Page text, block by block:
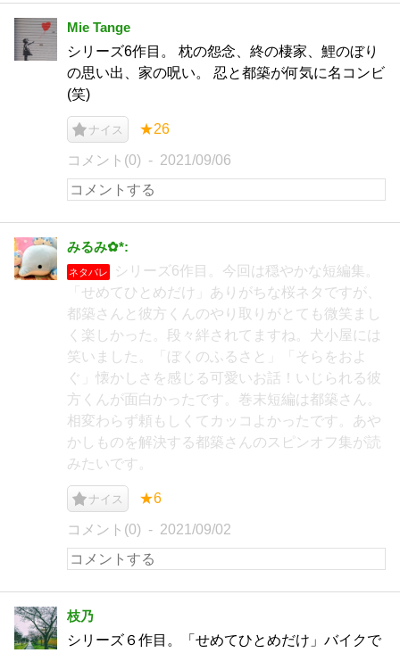
Mie Tange
シリーズ6作目。 枕の怨念、終の棲家、鯉のぼり
の思い出、家の呪い。 忍と都築が何気に名コンビ
(笑)
ナイス ★26
コメント(0) 2021/09/06
みるみ✿*:
ネタバレ
シリーズ6作目。今回は穏やかな短編集。
「せめてひとめだけ」ありがちな桜ネタですが、
都築さんと彼方くんのやり取りがとても微笑まし
く楽しかった。段々絆されてますね。犬小屋には
笑いました。「ぼくのふるさと」「そらをおよ
ぐ」懐かしさを感じる可愛いお話！いじられる彼
方くんが面白かったです。巻末短編は都築さん。
相変わらず頼もしくてカッコよかったです。あや
かしものを解決する都築さんのスピンオフ集が読
みたいです。
ナイス ★6
コメント(0) 2021/09/02
枝乃
シリーズ６作目。「せめてひとめだけ」バイクで